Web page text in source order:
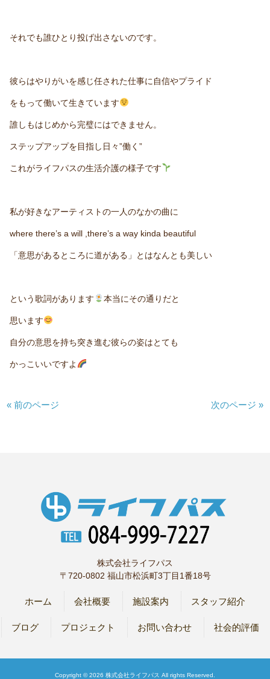
それでも誰ひとり投げ出さないのです。
彼らはやりがいを感じ任された仕事に自信やプライド
をもって働いて生きています
誰しもはじめから完璧にはできません。
ステップアップを目指し日々”働く”
これがライフパスの生活介護の様子です
私が好きなアーティストの一人のなかの曲に
where there’s a will ,there’s a way kinda beautiful
「意思があるところに道がある」とはなんとも美しい
という歌詞があります 本当にその通りだと
思います
自分の意思を持ち突き進む彼らの姿はとても
かっこいいですよ
« 前のページ 次のページ »
株式会社ライフパス
〒720-0802 福山市松浜町3丁目1番18号
ホーム 会社概要 施設案内 スタッフ紹介
ブログ プロジェクト お問い合わせ 社会的評価
Copyright © 2026 株式会社ライフパス All rights Reserved.